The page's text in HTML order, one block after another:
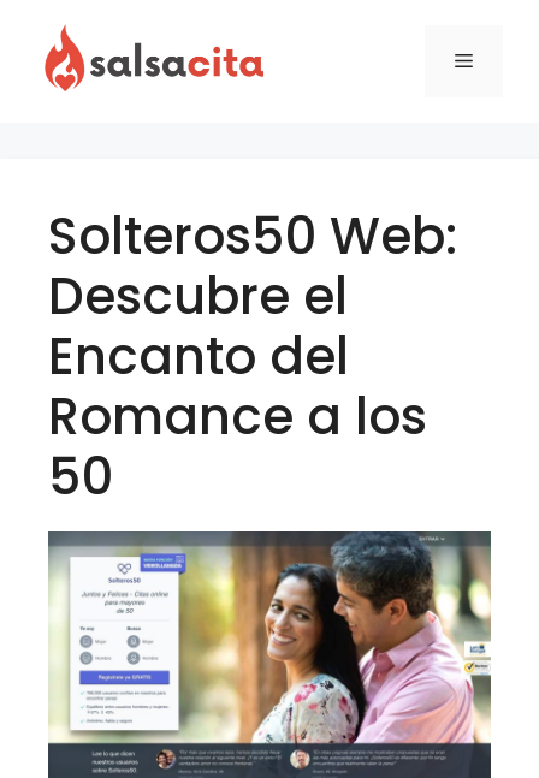
content
Menu
Solteros50 Web:
Descubre el
Encanto del
Romance a los
50